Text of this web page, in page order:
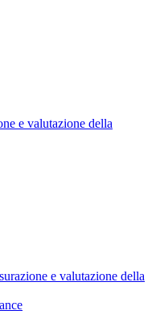
e valutazione della
e valutazione della